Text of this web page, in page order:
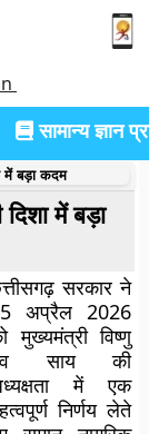
सामान्य ज्ञान
में बड़ा कदम
में बड़ा
सरकार ने
अप्रैल 2026
मुख्यमंत्री विष्णु
साय की
में एक
निर्णय लेते